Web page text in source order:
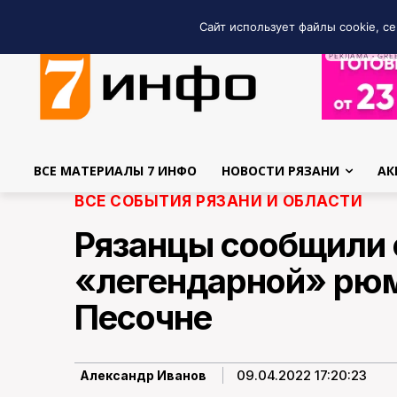
РЕКЛАМА •
ВСЕ МАТЕРИАЛЫ 7 ИНФО НОВОСТИ РЯЗАНИ
ВСЕ СОБЫТИЯ РЯЗАНИ И ОБЛАСТИ
Рязанцы сообщили
«легендарной»
Песочне
Александр Иванов 09.04.2022 17:20:23
Сайт использует файлы cookie,